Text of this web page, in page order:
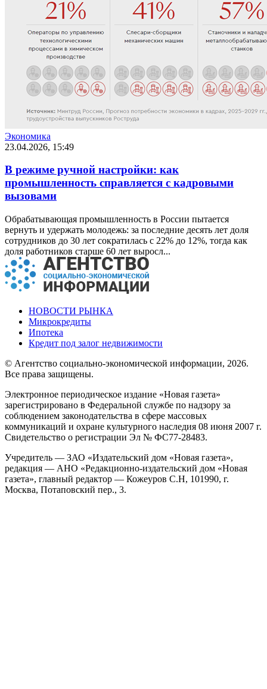
Экономика
23.04.2026, 15:49
В режиме ручной настройки: как
промышленность справляется с кадровыми
вызовами
Обрабатывающая промышленность в России пытается
вернуть и удержать молодежь: за последние десять лет доля
сотрудников до 30 лет сократилась с 22% до 12%, тогда как
доля работников старше 60 лет выросл...
НОВОСТИ РЫНКА
Микрокредиты
Ипотека
Кредит под залог недвижимости
© Агентство социально-экономической информации, 2026.
Все права защищены.
Электронное периодическое издание «Новая газета»
зарегистрировано в Федеральной службе по надзору за
соблюдением законодательства в сфере массовых
коммуникаций и охране культурного наследия 08 июня 2007 г.
Свидетельство о регистрации Эл № ФС77-28483.
Учредитель — ЗАО «Издательский дом «Новая газета»,
редакция — АНО «Редакционно-издательский дом «Новая
газета», главный редактор — Кожеуров С.Н, 101990, г.
Москва, Потаповский пер., 3.